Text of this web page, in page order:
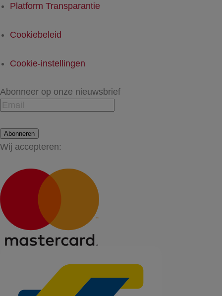
Platform Transparantie
Cookiebeleid
Cookie-instellingen
Abonneer op onze nieuwsbrief
Abonneren
Wij accepteren: